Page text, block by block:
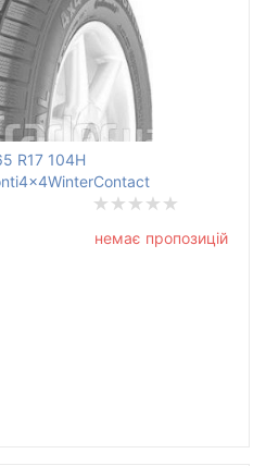
R17 104H
немає пропозицій